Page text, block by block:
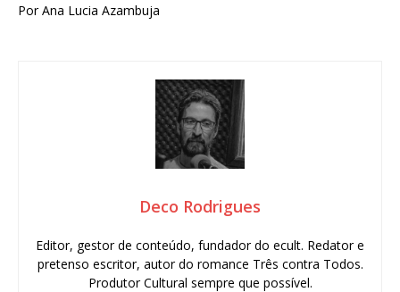
Por Ana Lucia Azambuja
Deco Rodrigues
Editor, gestor de conteúdo, fundador do ecult. Redator e
pretenso escritor, autor do romance Três contra Todos.
Produtor Cultural sempre que possível.